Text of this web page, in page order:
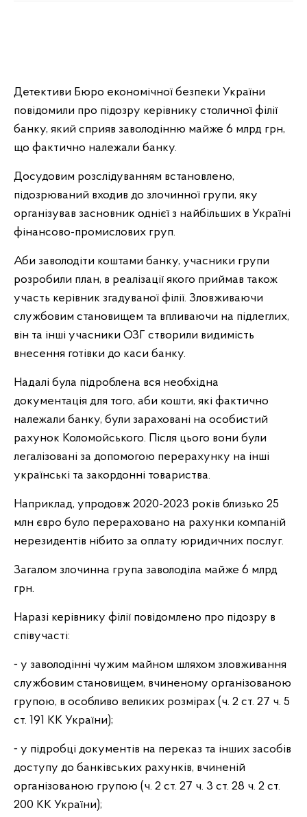
Детективи Бюро економічної безпеки України
повідомили про підозру керівнику столичної філії
банку, який сприяв заволодінню майже 6 млрд грн,
що фактично належали банку.
Досудовим розслідуванням встановлено,
підозрюваний входив до злочинної групи, яку
організував засновник однієї з найбільших в Україні
фінансово-промислових груп.
Аби заволодіти коштами банку, учасники групи
розробили план, в реалізації якого приймав також
участь керівник згадуваної філії. Зловживаючи
службовим становищем та впливаючи на підлеглих,
він та інші учасники ОЗГ створили видимість
внесення готівки до каси банку.
Надалі була підроблена вся необхідна
документація для того, аби кошти, які фактично
належали банку, були зараховані на особистий
рахунок Коломойського. Після цього вони були
легалізовані за допомогою перерахунку на інші
українські та закордонні товариства.
Наприклад, упродовж 2020-2023 років близько 25
млн євро було перераховано на рахунки компаній
нерезидентів нібито за оплату юридичних послуг.
Загалом злочинна група заволоділа майже 6 млрд
грн.
Наразі керівнику філії повідомлено про підозру в
співучасті:
⁃ у заволодінні чужим майном шляхом зловживання
службовим становищем, вчиненому організованою
групою, в особливо великих розмірах (ч. 2 ст. 27 ч. 5
ст. 191 КК України);
⁃ у підробці документів на переказ та інших засобів
доступу до банківських рахунків, вчиненій
організованою групою (ч. 2 ст. 27 ч. 3 ст. 28 ч. 2 ст.
200 КК України);